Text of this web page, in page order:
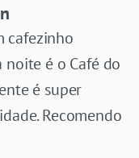
cafezinho
é o Café do
é super
Recomendo